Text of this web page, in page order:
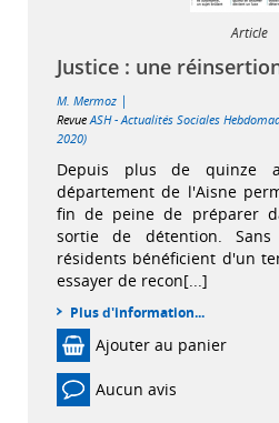
Article
Justice : une
M. Mermoz |
Revue ASH - Actualités Sociales
2020)
Depuis plus de quinze
département de l'Aisne
fin de peine de préparer
sortie de détention.
résidents bénéficient d'un
essayer de recon[...]
Plus d'information...
Ajouter au panier
Aucun avis